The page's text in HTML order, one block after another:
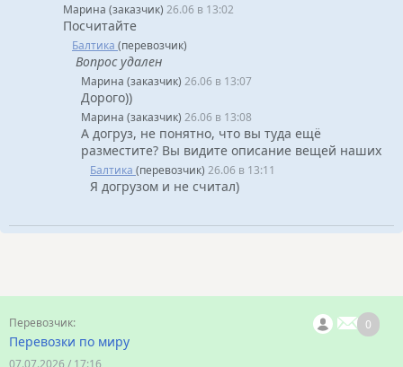
Марина (заказчик) 26.06 в 13:02
Посчитайте
Балтика (перевозчик)
Вопрос удален
Марина (заказчик) 26.06 в 13:07
Дорого))
Марина (заказчик) 26.06 в 13:08
А догруз, не понятно, что вы туда ещё
разместите? Вы видите описание вещей наших
Балтика (перевозчик) 26.06 в 13:11
Я догрузом и не считал)
Перевозки по миру
0